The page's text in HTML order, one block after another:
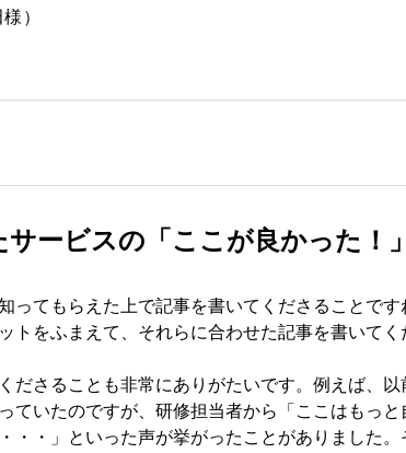
）
サービスの「ここが良かった！
ってもらえた上で記事を書いてくださることで
トをふまえて、それらに合わせた記事を書いてく
ださることも非常にありがたいです。例えば、
ていたのですが、研修担当者から「ここはもっ
・・」といった声が挙がったことがありました